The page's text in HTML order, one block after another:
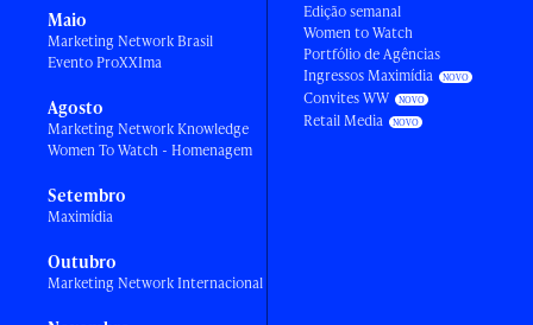
Maio
Marketing Network Brasil
Evento ProXXIma
Agosto
Marketing Network Knowledge
Women To Watch - Homenagem
Setembro
Maximídia
Outubro
Marketing Network Internacional
Edição semanal
Women to Watch
Portfólio de Agências
Ingressos Maximídia
Convites WW
Retail Media